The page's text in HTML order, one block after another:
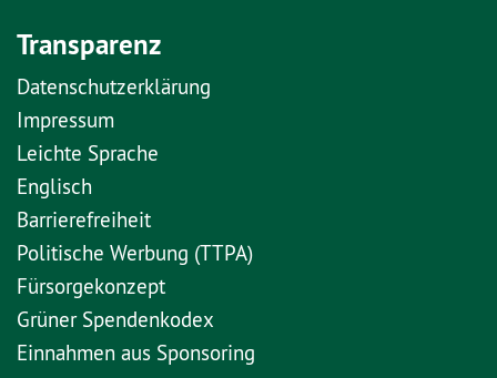
Transparenz
Datenschutzerklärung
Impressum
Leichte Sprache
Englisch
Barrierefreiheit
Politische Werbung (TTPA)
Fürsorgekonzept
Grüner Spendenkodex
Einnahmen aus Sponsoring